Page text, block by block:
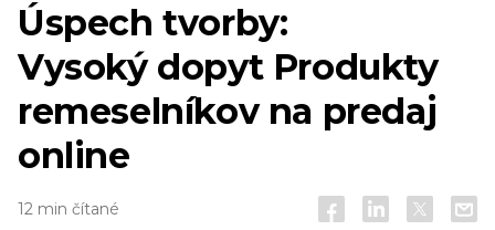
Úspech tvorby:
Vysoký dopytProdukty
remeselníkov na predaj
online
12 min čítané